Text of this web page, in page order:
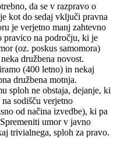
da se v razpravo o
kot do sedaj vključi pravna
je verjetno manj zahtevno
pravico na področju, ki je
(oz. poskus samomora)
družbena novost.
(400 letno) in nekaj
družbena motnja.
sploh ne obstaja, dejanje, ki
sodišču verjetno
od načina izvedbe), ki pa
umor v javno
trivialnega, sploh za pravo.